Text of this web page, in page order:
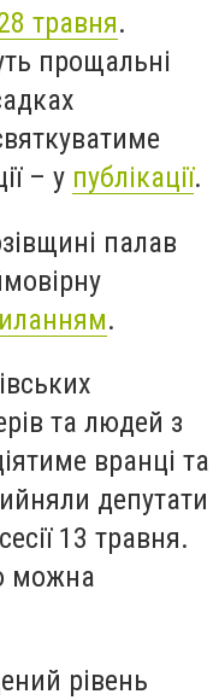
травня.
прощальні
– у публікації.
палав
.
та людей з
вранці та
депутати
13 травня.
можна
рівень